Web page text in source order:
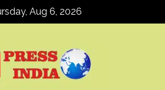
Aug 6, 2026